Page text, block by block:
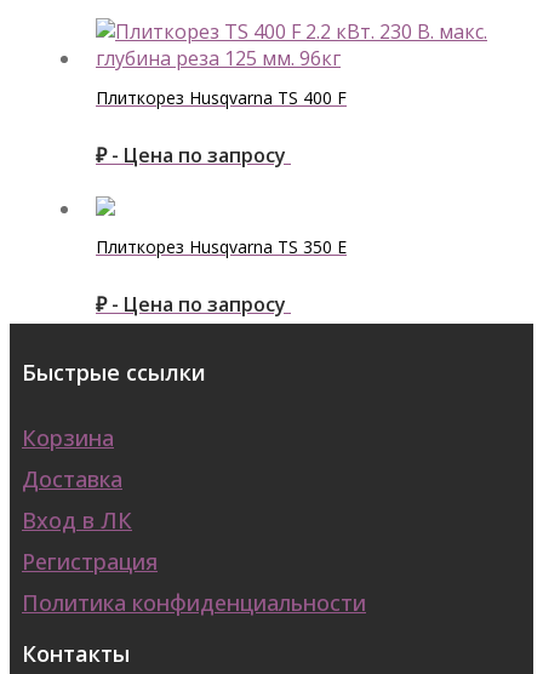
Плиткорез Husqvarna ТS 400 F
₽ - Цена по запросу
Плиткорез Husqvarna ТS 350 E
₽ - Цена по запросу
Быстрые ссылки
Корзина
Доставка
Вход в ЛК
Регистрация
Политика конфиденциальности
Контакты